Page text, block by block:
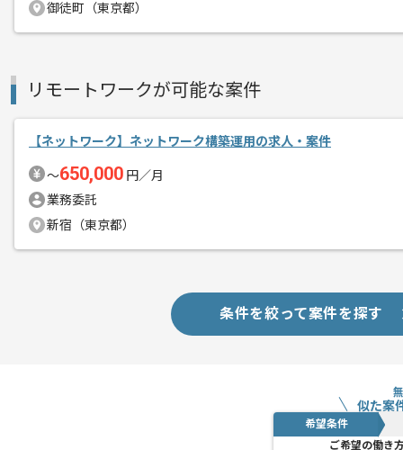
基本的にはフルリモートでの作業を見込
御徒町（東京都）
リモートワークが可能な案件
【ネットワーク】ネットワーク構築運用の求人・案件
〜650,000 円／月
業務委託
新宿（東京都）
条件を絞って案件を探す
似た案
希望条件
ご希望の働き